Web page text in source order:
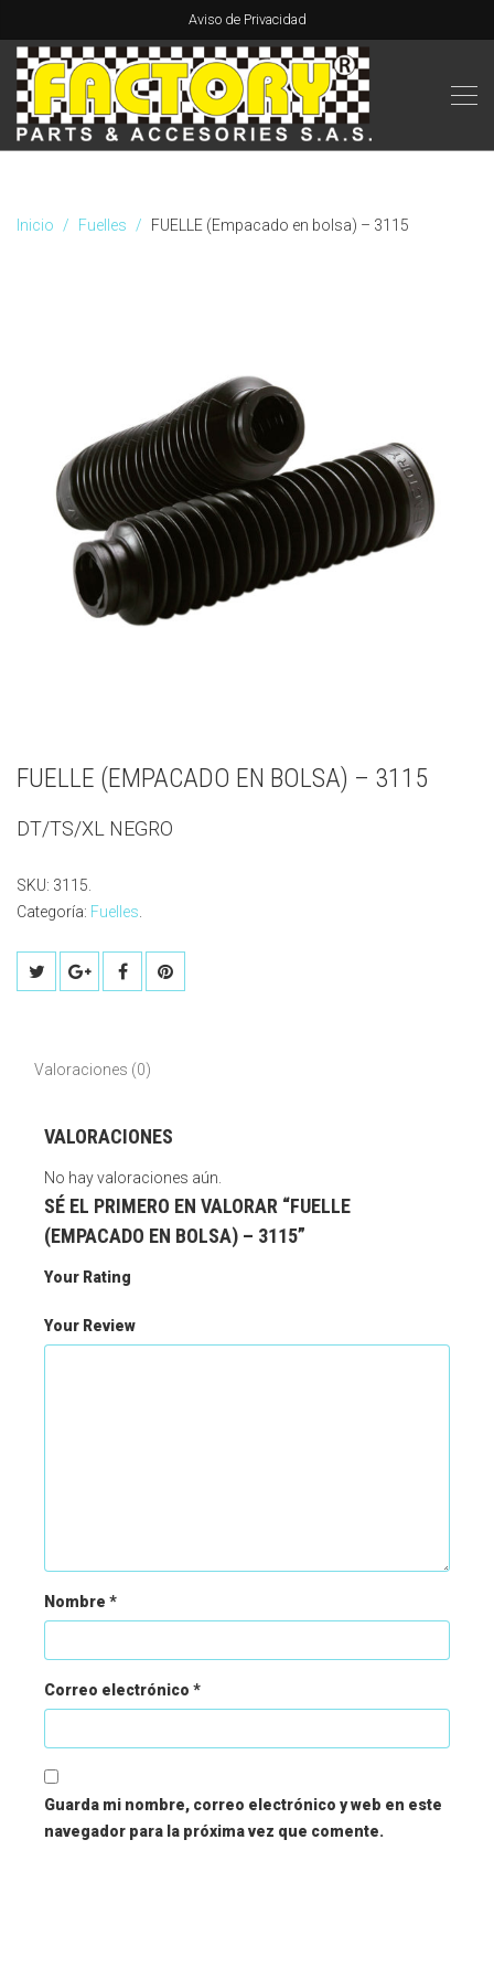
Aviso de Privacidad
Inicio Fuelles FUELLE (Empacado en bolsa) – 3115
FUELLE (EMPACADO EN BOLSA) – 3115
DT/TS/XL NEGRO
SKU: 3115
Categoría: Fuelles
Valoraciones (0)
VALORACIONES
No hay valoraciones aún.
SÉ EL PRIMERO EN VALORAR “FUELLE
(EMPACADO EN BOLSA) – 3115”
Your Rating
Your Review
Nombre *
Correo electrónico *
Guarda mi nombre, correo electrónico y web en este
navegador para la próxima vez que comente.